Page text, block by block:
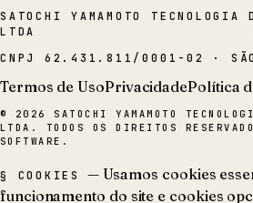
SATOCHI YAMAMOTO TECNOLOGIA
LTDA
CNPJ 62.431.811/0001-02 ·
Termos de UsoPrivacidadePolítica
© 2026
SATOCHI YAMAMOTO
LTDA. TODOS OS DIREITOS
SOFTWARE.
§ COOKIES
— Usamos cookies
funcionamento do site e cookies